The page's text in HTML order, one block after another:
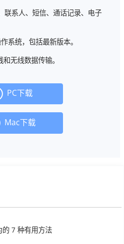
联系人、短信、通话记录、电子
系统，包括最新版本。
无线数据传输。
PC下载
Mac下载
的 7 种有用方法